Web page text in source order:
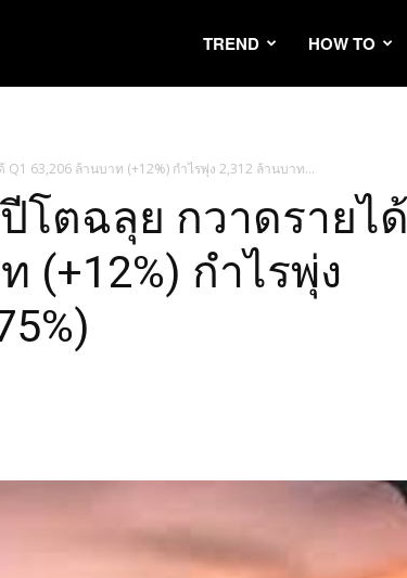
TREND HOW TO
Q1 63,206 ล้านบาท (+12%) กำไรพุ่ง 2,312 ล้านบาท...
โตฉลุย กวาดรายได้
(+12%) กำไรพุ่ง